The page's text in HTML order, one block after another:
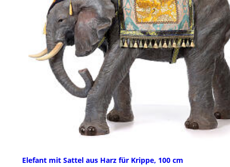
Elefant mit Sattel aus Harz für Krippe, 100 cm